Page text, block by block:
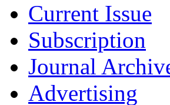
Current Issue
Subscription
Journal
Advertising